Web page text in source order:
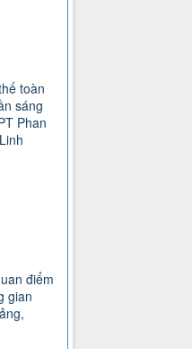
toàn
sáng
Phan
điểm
gian